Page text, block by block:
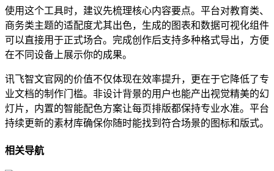
使用这个工具时，建议先梳理核心内容要点。平台对教育类、
商务类主题的适配度尤其出色，生成的图表和数据可视化组件
可以直接用于正式场合。完成创作后支持多种格式导出，方便
在不同设备上展示你的成果。
讯飞智文官网的价值不仅体现在效率提升，更在于它降低了专
业文档的制作门槛。非设计背景的用户也能产出视觉精美的幻
灯片，内置的智能配色方案让每页排版都保持专业水准。平台
持续更新的素材库确保你随时能找到符合场景的图标和版式。
相关导航